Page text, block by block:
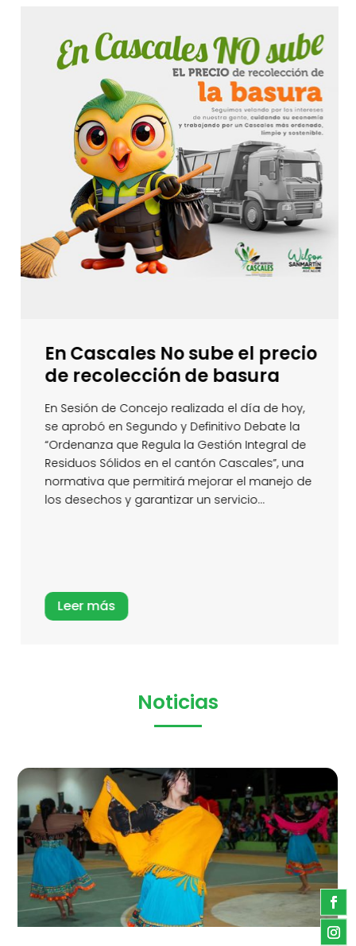
En Cascales No sube el precio
de recolección de basura
En Sesión de Concejo realizada el día de hoy,
se aprobó en Segundo y Definitivo Debate la
“Ordenanza que Regula la Gestión Integral de
Residuos Sólidos en el cantón Cascales”, una
normativa que permitirá mejorar el manejo de
los desechos y garantizar un servicio...
Leer más
Noticias